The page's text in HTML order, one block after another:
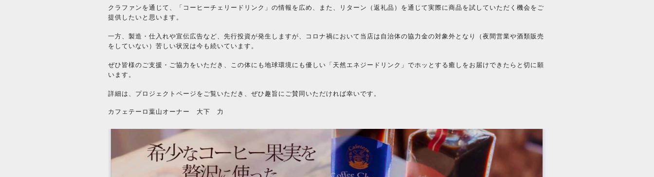
クラファンを通じて、「コーヒーチェリードリンク」の情報を広め、また、リターン（返礼品）を通じて実際に商品を試していただく機会をご
提供したいと思います。
一方、製造・仕入れや宣伝広告など、先行投資が発生しますが、コロナ禍において当店は自治体の協力金の対象外となり（夜間営業や酒類販売
をしていない）苦しい状況は今も続いています。
ぜひ皆様のご支援・ご協力をいただき、この体にも地球環境にも優しい「天然エネジードリンク」でホッとする癒しをお届けできたらと切に願
います。
詳細は、プロジェクトページをご覧いただき、ぜひ趣旨にご賛同いただければ幸いです。
カフェテーロ葉山オーナー 大下 力